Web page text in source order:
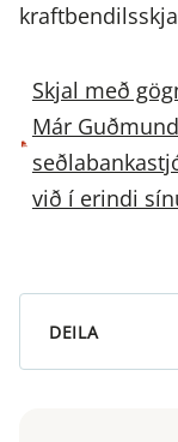
Skjal með
Már
við í erindi
DEILA